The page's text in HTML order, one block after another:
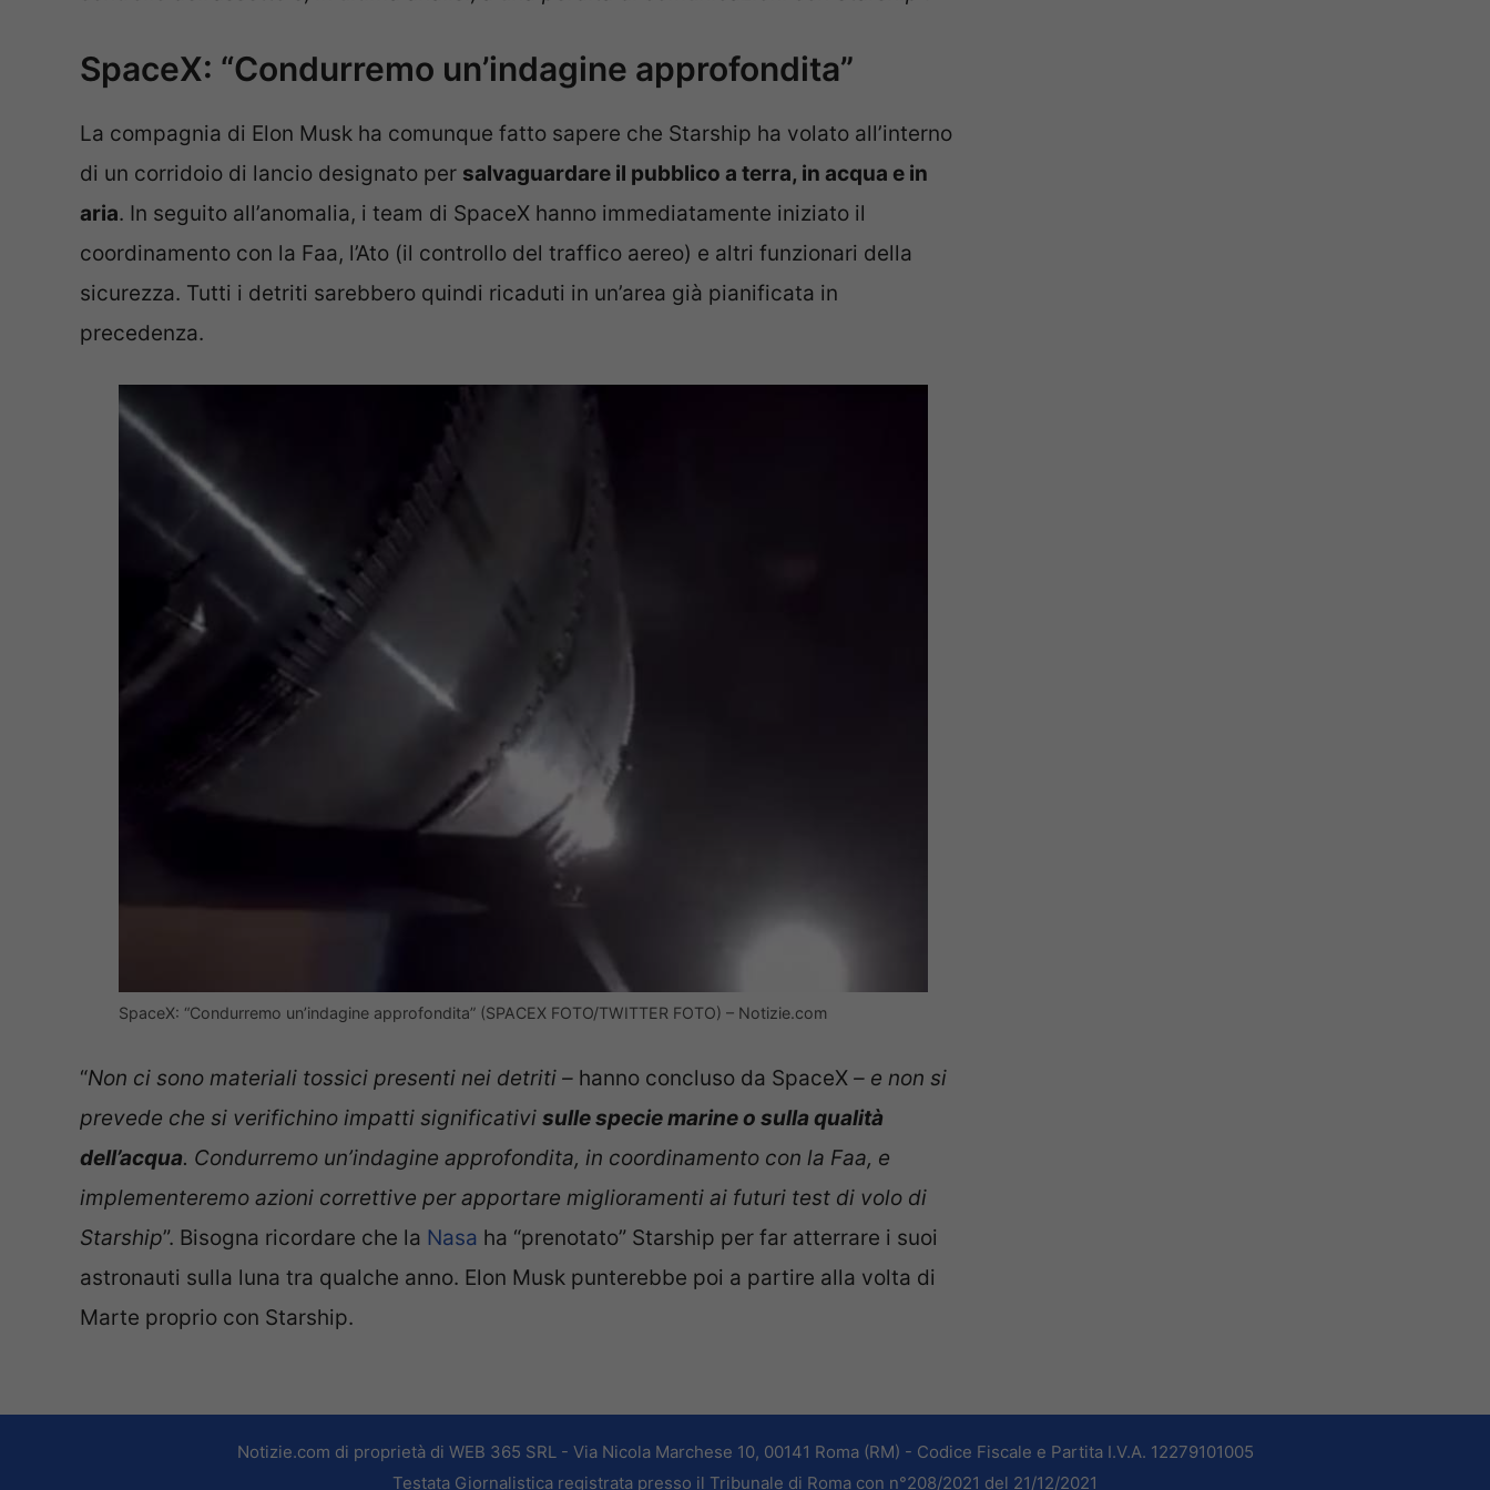
SpaceX: “Condurremo un’indagine approfondita”
La compagnia di Elon Musk ha comunque fatto sapere che Starship ha volato all’interno
di un corridoio di lancio designato per salvaguardare il pubblico a terra, in acqua e in
aria. In seguito all’anomalia, i team di SpaceX hanno immediatamente iniziato il
coordinamento con la Faa, l’Ato (il controllo del traffico aereo) e altri funzionari della
sicurezza. Tutti i detriti sarebbero quindi ricaduti in un’area già pianificata in
precedenza.
SpaceX: “Condurremo un’indagine approfondita” (SPACEX FOTO/TWITTER FOTO) – Notizie.com
“Non ci sono materiali tossici presenti nei detriti – hanno concluso da SpaceX – e non si
prevede che si verifichino impatti significativi sulle specie marine o sulla qualità
dell’acqua. Condurremo un’indagine approfondita, in coordinamento con la Faa, e
implementeremo azioni correttive per apportare miglioramenti ai futuri test di volo di
Starship”. Bisogna ricordare che la Nasa ha “prenotato” Starship per far atterrare i suoi
astronauti sulla luna tra qualche anno. Elon Musk punterebbe poi a partire alla volta di
Marte proprio con Starship.
Notizie.com di proprietà di WEB 365 SRL - Via Nicola Marchese 10, 00141 Roma (RM) - Codice Fiscale e Partita I.V.A. 12279101005
Testata Giornalistica registrata presso il Tribunale di Roma con n°208/2021 del 21/12/2021